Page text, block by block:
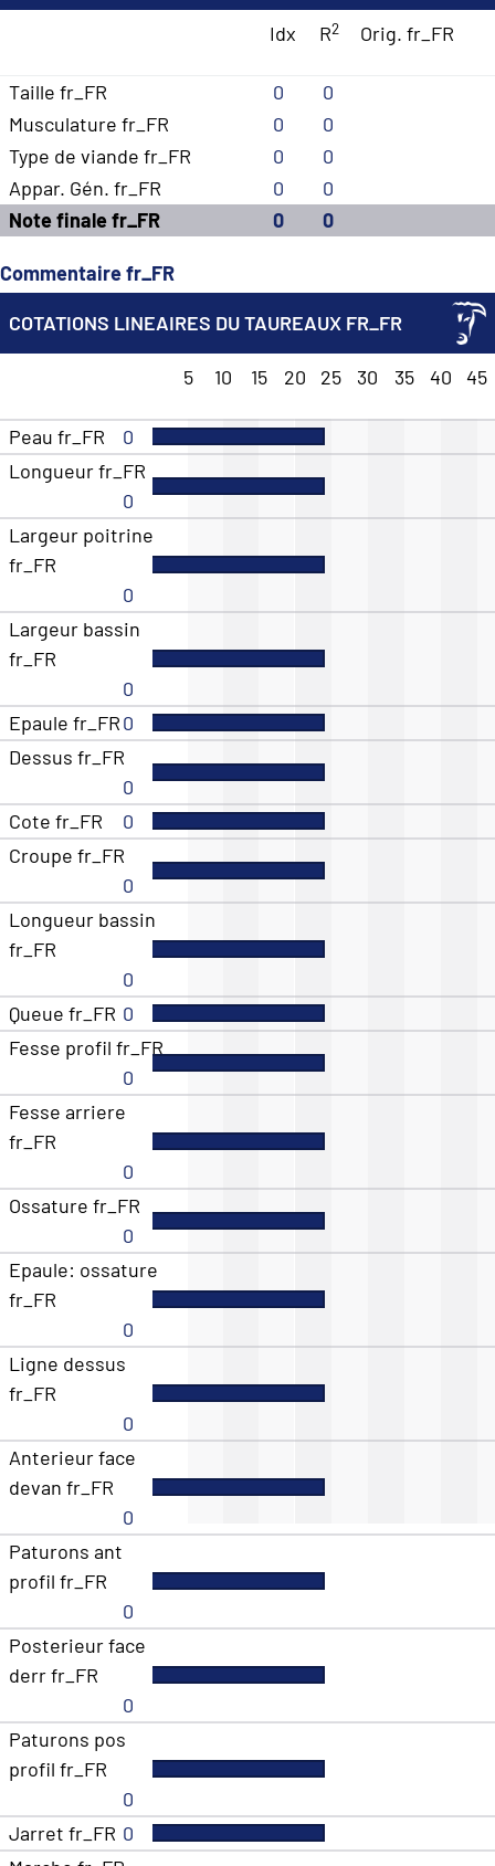
Idx
R2 Orig. fr_FR
Taille fr_FR 0
0
Musculature fr_FR
0
0
Type de viande fr_FR
0
0
Appar. Gén. fr_FR
0
0
Note finale fr_FR
0 0
Commentaire fr_FR
COTATIONS LINEAIRES DU TAUREAUX FR_FR
5 10 15 20 25 30 35 40 45
Peau fr_FR
0
Longueur fr_FR
0
Largeur poitrine
fr_FR
0
Largeur bassin
fr_FR
0
Epaule fr_FR0
Dessus fr_FR
0
Cote fr_FR
0
Croupe fr_FR
0
Longueur bassin
fr_FR
0
Queue fr_FR 0
Fesse profil fr_FR
0
Fesse arriere
fr_FR
0
Ossature fr_FR
0
Epaule: ossature
fr_FR
0
Ligne dessus
fr_FR
0
Anterieur face
devan fr_FR
0
Paturons ant
profil fr_FR
0
Posterieur face
derr fr_FR
0
Paturons pos
profil fr_FR
0
Jarret fr_FR 0